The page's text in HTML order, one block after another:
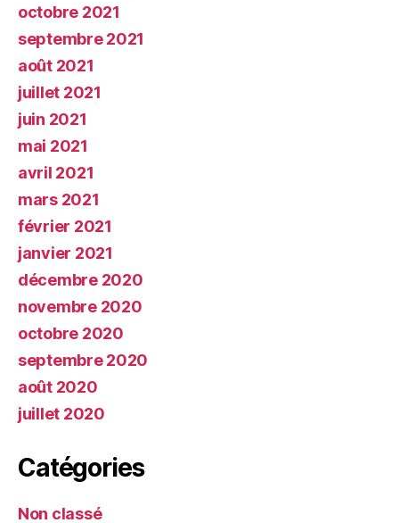
octobre 2021
septembre 2021
août 2021
juillet 2021
juin 2021
mai 2021
avril 2021
mars 2021
février 2021
janvier 2021
décembre 2020
novembre 2020
octobre 2020
septembre 2020
août 2020
juillet 2020
Catégories
Non classé